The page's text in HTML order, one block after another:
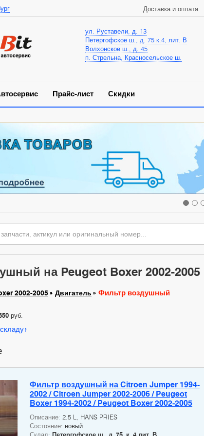
ул. Руставели, д. 13
Петергофское ш., д. 75 к.4, лит. В
Волхонское ш., д. 45
п. Стрельна, Красносельское ш.
Прайс-лист Скидки
Доставка и оплата
на Peugeot Boxer 2002-2005
2002-2005 Двигатель Фильтр воздушный
руб.
складу
Фильтр воздушный на Citroen Jumper 1994-
2002 / Citroen Jumper 2002-2006 / Peugeot
Boxer 1994-2002 / Peugeot Boxer 2002-2005
Описание: 2.5 L, HANS PRIES
Состояние: новый